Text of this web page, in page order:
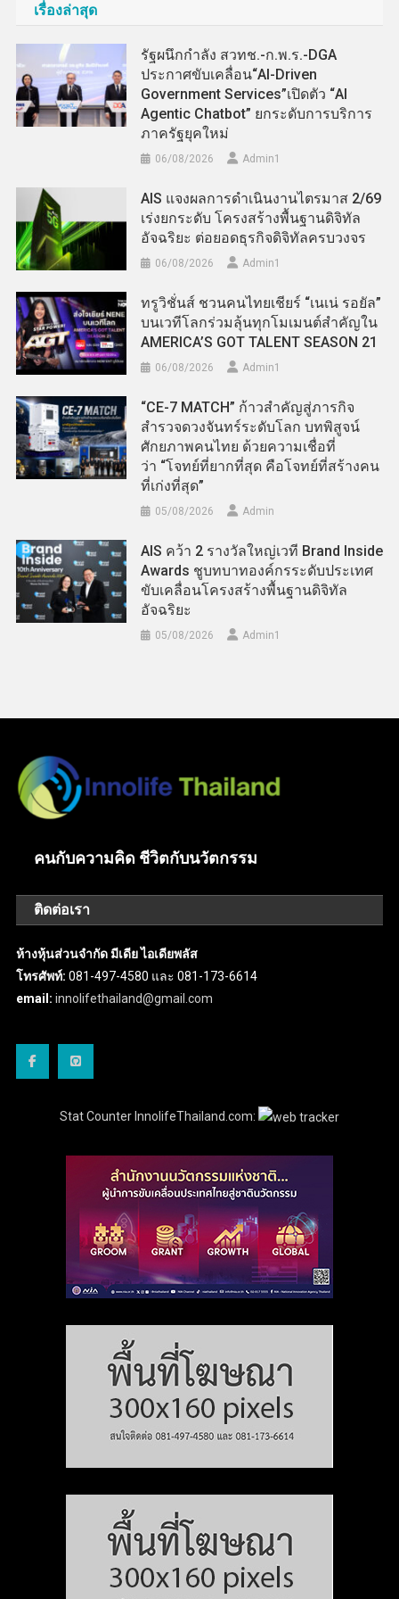
เรื่องล่าสุด
รัฐผนึกกำลัง สวทช.-ก.พ.ร.-DGA
ประกาศขับเคลื่อน“AI-Driven
Government Services”เปิดตัว “AI
Agentic Chatbot” ยกระดับการบริการ
ภาครัฐยุคใหม่
06/08/2026 Admin​1
AIS แจงผลการดำเนินงานไตรมาส 2/69
เร่งยกระดับ โครงสร้างพื้นฐานดิจิทัล
อัจฉริยะ ต่อยอดธุรกิจดิจิทัลครบวงจร
06/08/2026 Admin​1
ทรูวิชั่นส์ ชวนคนไทยเชียร์ “เนเน่ รอยัล”
บนเวทีโลกร่วมลุ้นทุกโมเมนต์สำคัญใน
AMERICA’S GOT TALENT SEASON 21
06/08/2026 Admin​1
“CE-7 MATCH” ก้าวสำคัญสู่ภารกิจ
สำรวจดวงจันทร์ระดับโลก บทพิสูจน์
ศักยภาพคนไทย ด้วยความเชื่อที่
ว่า “โจทย์ที่ยากที่สุด คือโจทย์ที่สร้างคน
ที่เก่งที่สุด”
05/08/2026 Admin
AIS คว้า 2 รางวัลใหญ่เวที Brand Inside
Awards ชูบทบาทองค์กรระดับประเทศ
ขับเคลื่อนโครงสร้างพื้นฐานดิจิทัล
อัจฉริยะ
05/08/2026 Admin​1
คนกับความคิด ชีวิตกับนวัตกรรม
ติดต่อเรา
ห้างหุ้นส่วนจำกัด มีเดีย ไอเดียพลัส
โทรศัพท์: 081-497-4580 และ 081-173-6614
email: innolifethailand@gmail.com
Stat Counter InnolifeThailand.com: